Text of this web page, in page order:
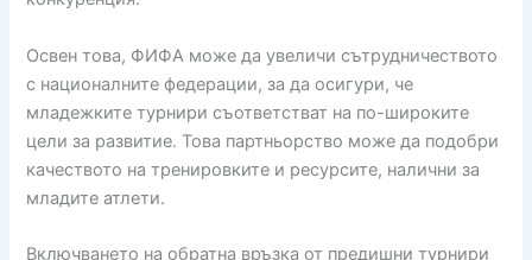
Освен това, ФИФА може да увеличи сътрудничеството
с националните федерации, за да осигури, че
младежките турнири съответстват на по-широките
цели за развитие. Това партньорство може да подобри
качеството на тренировките и ресурсите, налични за
младите атлети.
Включването на обратна връзка от предишни турнири